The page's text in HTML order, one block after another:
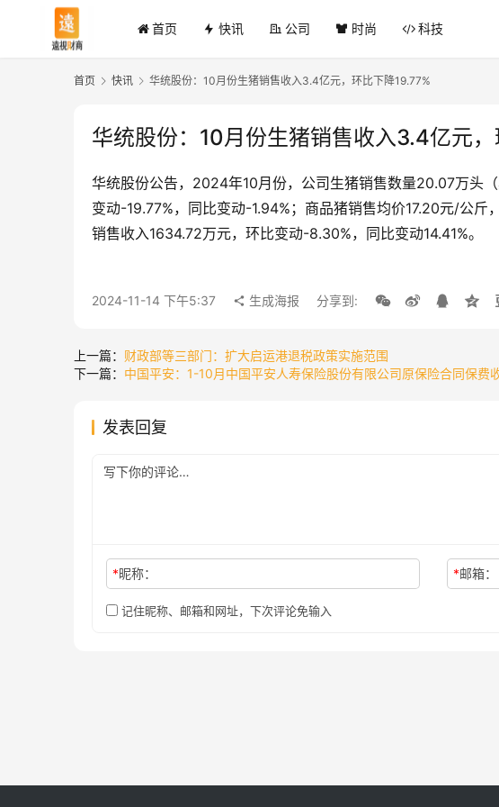
首页 快讯 公司 时尚 科技
首页 快讯 华统股份：10月份生猪销售收入3.4亿元，环比下降19.77%
华统股份：10月份生猪销售收入3.4亿元
华统股份公告，2024年10月份，公司生猪销售数量20.07万头
变动-19.77%，同比变动-1.94%；商品猪销售均价17.20元/公
销售收入1634.72万元，环比变动-8.30%，同比变动14.41%。
2024-11-14 下午5:37 生成海报 分享到:
上一篇： 财政部等三部门：扩大启运港退税政策实施范围
下一篇： 中国平安：1-10月中国平安人寿保险股份有限公司原保险合同保费
发表回复
*昵称： *邮箱：
记住昵称、邮箱和网址，下次评论免输入